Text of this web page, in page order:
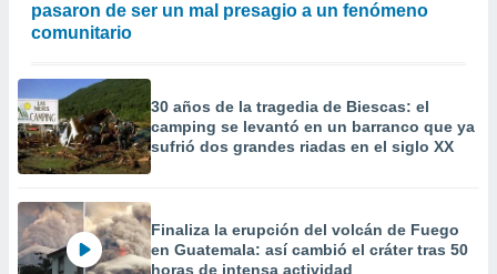
pasaron de ser un mal presagio a un fenómeno
comunitario
30 años de la tragedia de Biescas: el
camping se levantó en un barranco que ya
sufrió dos grandes riadas en el siglo XX
Finaliza la erupción del volcán de Fuego
en Guatemala: así cambió el cráter tras 50
horas de intensa actividad